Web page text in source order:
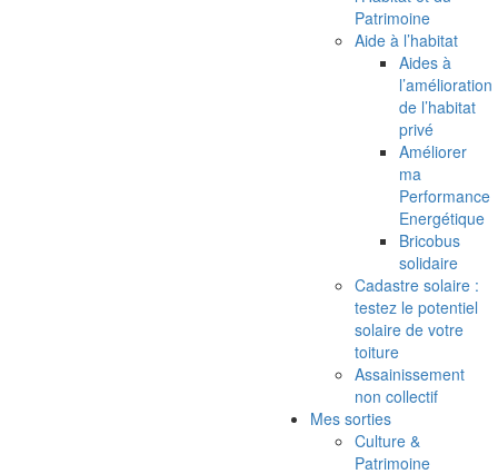
Patrimoine
Aide à l’habitat
Aides à
l’amélioration
de l’habitat
privé
Améliorer
ma
Performance
Energétique
Bricobus
solidaire
Cadastre solaire :
testez le potentiel
solaire de votre
toiture
Assainissement
non collectif
Mes sorties
Culture &
Patrimoine